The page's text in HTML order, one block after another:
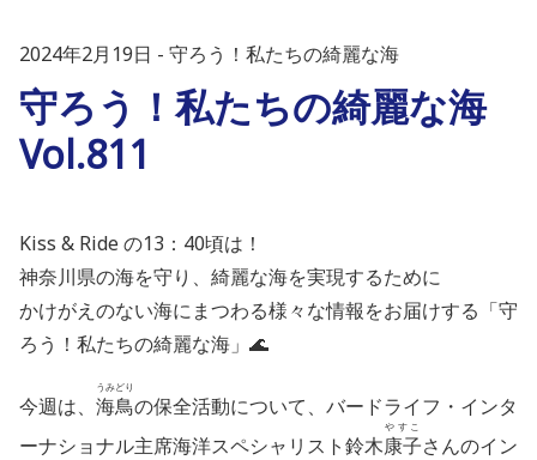
2024年2月19日 守ろう！私たちの綺麗な海
守ろう！私たちの綺麗な海
Vol.811
Kiss & Ride の13：40頃は！
神奈川県の海を守り、綺麗な海を実現するために
かけがえのない海にまつわる様々な情報をお届けする「守
ろう！私たちの綺麗な海」🌊
今週は、 海
うみ
鳥
どり
の保全活動について、バードライフ・インタ
ーナショナル主席海洋スペシャリスト鈴木康子
やすこ
さんのイン